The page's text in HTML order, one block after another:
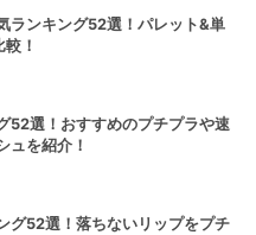
ランキング52選！パレット&単
！
52選！おすすめのプチプラや速
ュを紹介！
グ52選！落ちないリップをプチ